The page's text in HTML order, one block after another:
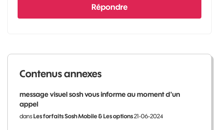
Répondre
Contenus annexes
message visuel sosh vous informe au moment d'un
appel
dansLes forfaits Sosh Mobile & Les options21-06-2024